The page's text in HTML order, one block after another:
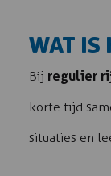
WAT IS
Bij regulier
korte tijd
situaties en